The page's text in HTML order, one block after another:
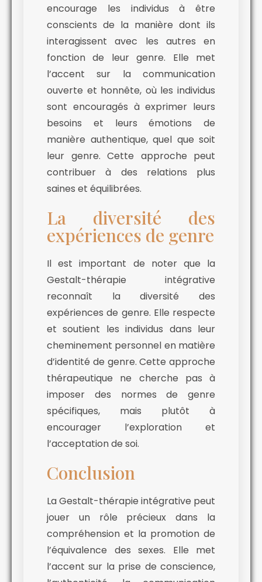
encourage les individus à être
conscients de la manière dont ils
interagissent avec les autres en
fonction de leur genre. Elle met
l’accent sur la communication
ouverte et honnête, où les individus
sont encouragés à exprimer leurs
besoins et leurs émotions de
manière authentique, quel que soit
leur genre. Cette approche peut
contribuer à des relations plus
saines et équilibrées.
La diversité des
expériences de genre
Il est important de noter que la
Gestalt-thérapie intégrative
reconnaît la diversité des
expériences de genre. Elle respecte
et soutient les individus dans leur
cheminement personnel en matière
d’identité de genre. Cette approche
thérapeutique ne cherche pas à
imposer des normes de genre
spécifiques, mais plutôt à
encourager l’exploration et
l’acceptation de soi.
Conclusion
La Gestalt-thérapie intégrative peut
jouer un rôle précieux dans la
compréhension et la promotion de
l’équivalence des sexes. Elle met
l’accent sur la prise de conscience,